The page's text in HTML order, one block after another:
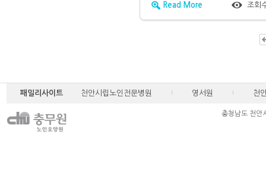
Read More 조회
패밀리사이트 천안시립노인전문병원 영서원 천
충청남도 천